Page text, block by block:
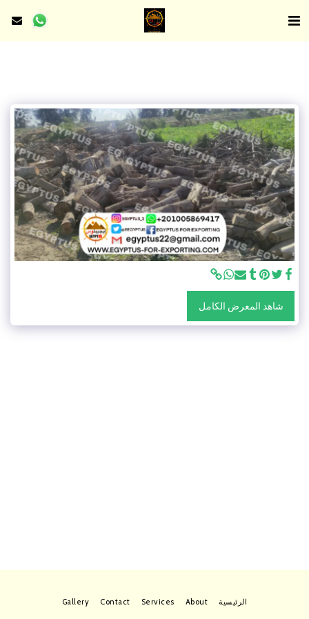
شاهد المعرض الكامل
الرئيسية About
Services
Contact
Gallery